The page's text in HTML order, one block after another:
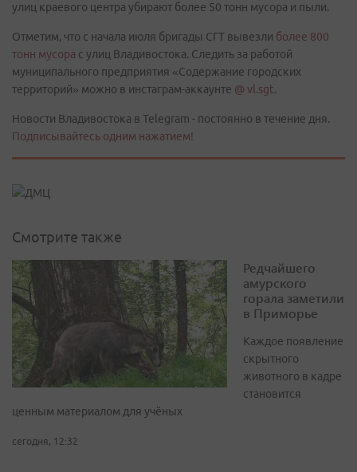
улиц краевого центра убирают более 50 тонн мусора и пыли.
Отметим, что с начала июля бригады СГТ вывезли более 800
тонн мусора с улиц Владивостока. Следить за работой
муниципального предприятия «Содержание городских
территорий» можно в инстаграм-аккаунте @ vl.sgt.
Новости Владивостока в Telegram - постоянно в течение дня.
Подписывайтесь одним нажатием!
Смотрите также
Редчайшего
амурского
горала заметили
в Приморье
Каждое появление
скрытного
животного в кадре
становится
ценным материалом для учёных
сегодня, 12:32